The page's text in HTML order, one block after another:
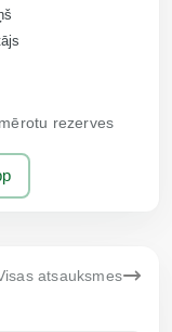
rezerves
atsauksmes